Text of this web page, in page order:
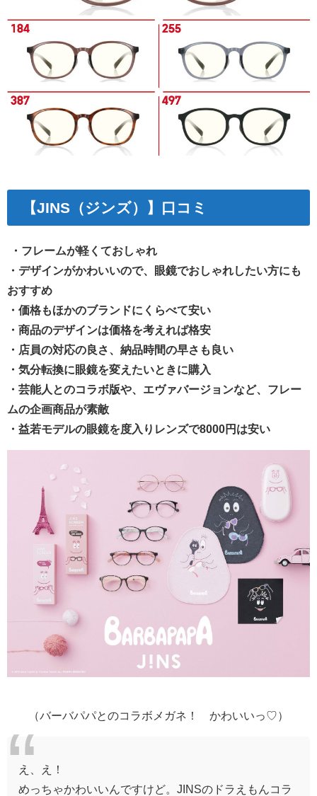
【JINS（ジンズ）】口コミ
・フレームが軽くておしゃれ
・デザインがかわいいので、眼鏡でおしゃれしたい方にも
おすすめ
・価格もほかのブランドにくらべて安い
・商品のデザインは価格を考えれば格安
・店員の対応の良さ、納品時間の早さも良い
・気分転換に眼鏡を変えたいときに購入
・芸能人とのコラボ版や、エヴァバージョンなど、フレー
ムの企画商品が素敵
・益若モデルの眼鏡を度入りレンズで8000円は安い
（バーバパパとのコラボメガネ！ かわいいっ♡）
え、え！
めっちゃかわいいんですけど。JINSのドラえもんコラ